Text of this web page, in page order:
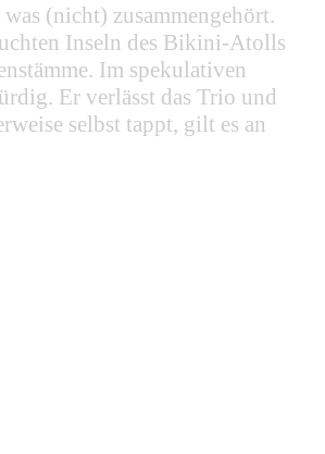
(nicht) zusammengehört.
Inseln des Bikini-Atolls
Im spekulativen
Er verlässt das Trio und
selbst tappt, gilt es an